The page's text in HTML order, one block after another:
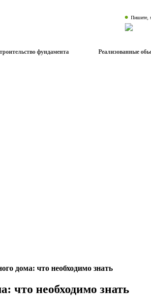
Пишите,
фундамента Реализованные
дома: что необходимо знать
что необходимо знать